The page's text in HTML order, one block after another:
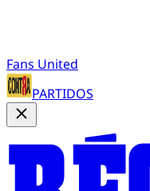
Fans United
PARTIDOS